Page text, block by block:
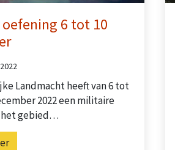
6 tot 10
Landmacht heeft van 6 tot
2022 een militaire
het gebied…